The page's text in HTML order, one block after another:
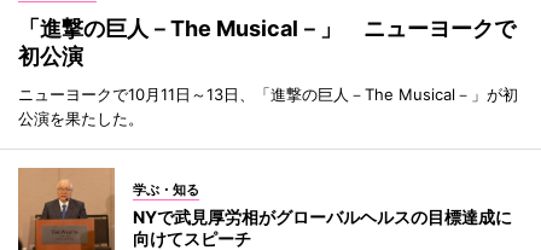
「進撃の巨人－The Musical－」 ニューヨークで
初公演
ニューヨークで10月11日～13日、「進撃の巨人－The Musical－」が初
公演を果たした。
学ぶ・知る
NYで武見厚労相がグローバルヘルスの目標達成に
向けてスピーチ